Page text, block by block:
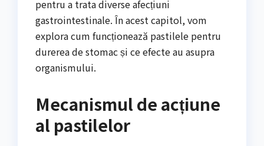
pentru a trata diverse afecțiuni
gastrointestinale. În acest capitol, vom
explora cum funcționează pastilele pentru
durerea de stomac și ce efecte au asupra
organismului.
Mecanismul de acțiune
al pastilelor